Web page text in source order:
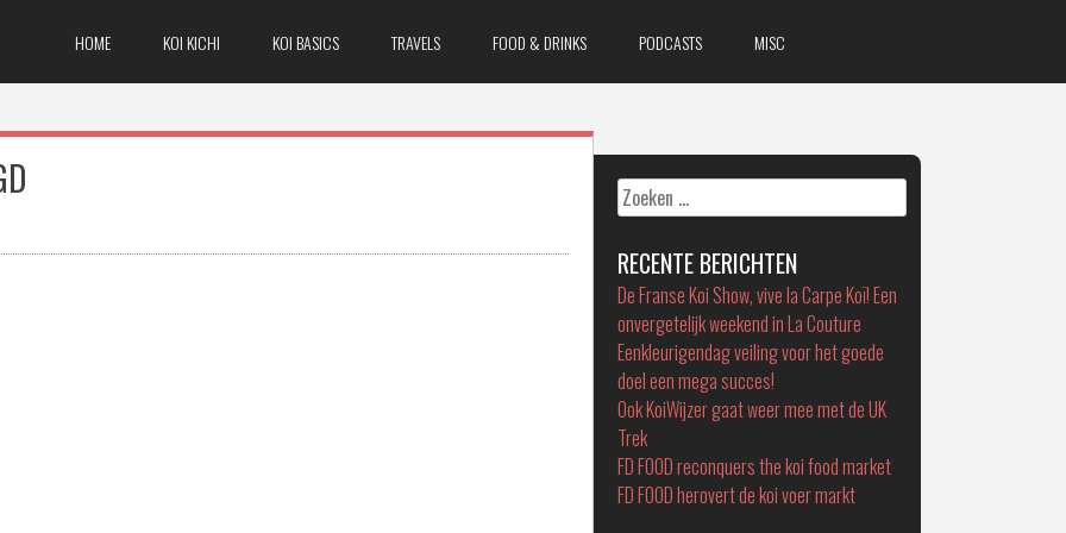
HOME KOI KICHI KOI BASICS TRAVELS FOOD & DRINKS PODCASTS MISC
Zoeken
naar:
RECENTE BERICHTEN
De Franse Koi Show, vive la Carpe Koï! Een
onvergetelijk weekend in La Couture
Eenkleurigendag veiling voor het goede
doel een mega succes!
Ook KoiWijzer gaat weer mee met de UK
Trek
FD FOOD reconquers the koi food market
FD FOOD herovert de koi voer markt